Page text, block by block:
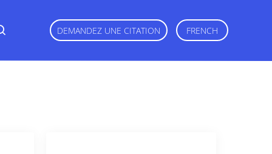
DEMANDEZ UNE CITATION FRENCH